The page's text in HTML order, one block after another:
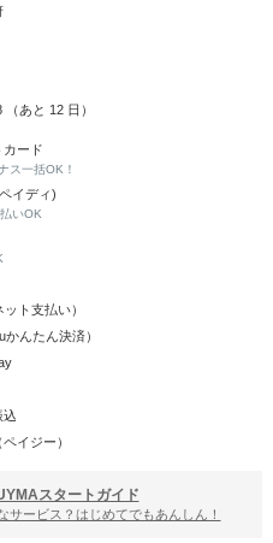
（あと 12 日）
カード
ス一括OK！
イディ)
いOK
ット支払い）
かんたん決済）
込
イジー）
スタートガイド
サービス？はじめてでもあんしん！